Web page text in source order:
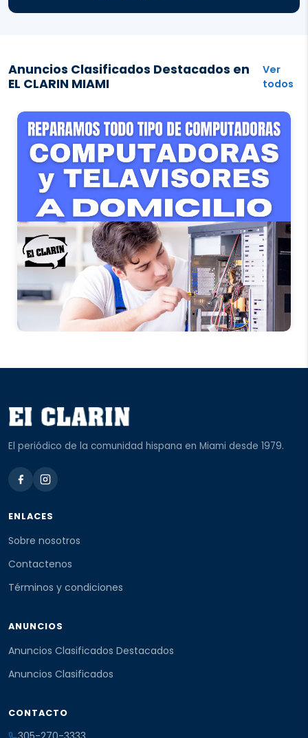
Anuncios Clasificados Destacados en
EL CLARIN MIAMI
Ver
todos
El periódico de la comunidad hispana en Miami desde 1979.
ENLACES
Sobre nosotros
Contactenos
Términos y condiciones
ANUNCIOS
Anuncios Clasificados Destacados
Anuncios Clasificados
CONTACTO